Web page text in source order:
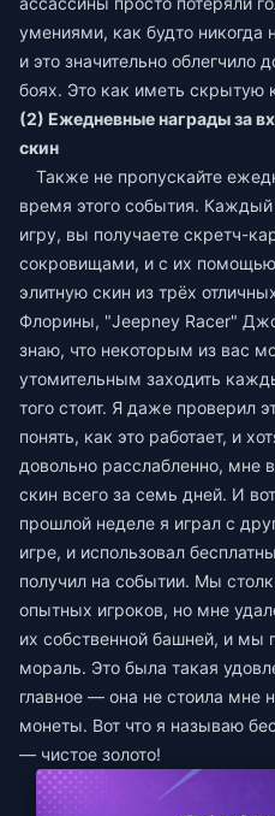
умениями, как будто никогда
и это значительно
боях. Это как иметь скрытую
(2) Ежедневные награды за
скин
Также не пропускайте
время этого события. Каждый
игру, вы получаете скретч-
сокровищами, и с их
элитную скин из трёх
Флорины, "Jeepney Racer"
знаю, что некоторым из вас
утомительным заходить
того стоит. Я даже проверил
понять, как это работает, и
довольно расслабленно, мне
скин всего за семь дней. И
прошлой неделе я играл с
игре, и использовал
получил на событии. Мы
опытных игроков, но мне
их собственной башней, и мы
мораль. Это была такая
главное — она не стоила мне
монеты. Вот что я называю
— чистое золото!